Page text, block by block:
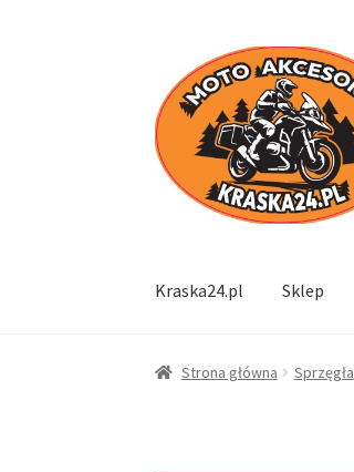
Przejdź
do
nawigacji
Przejdź
do
treści
Kraska24.pl Sklep
Strona główna Sprzęgła